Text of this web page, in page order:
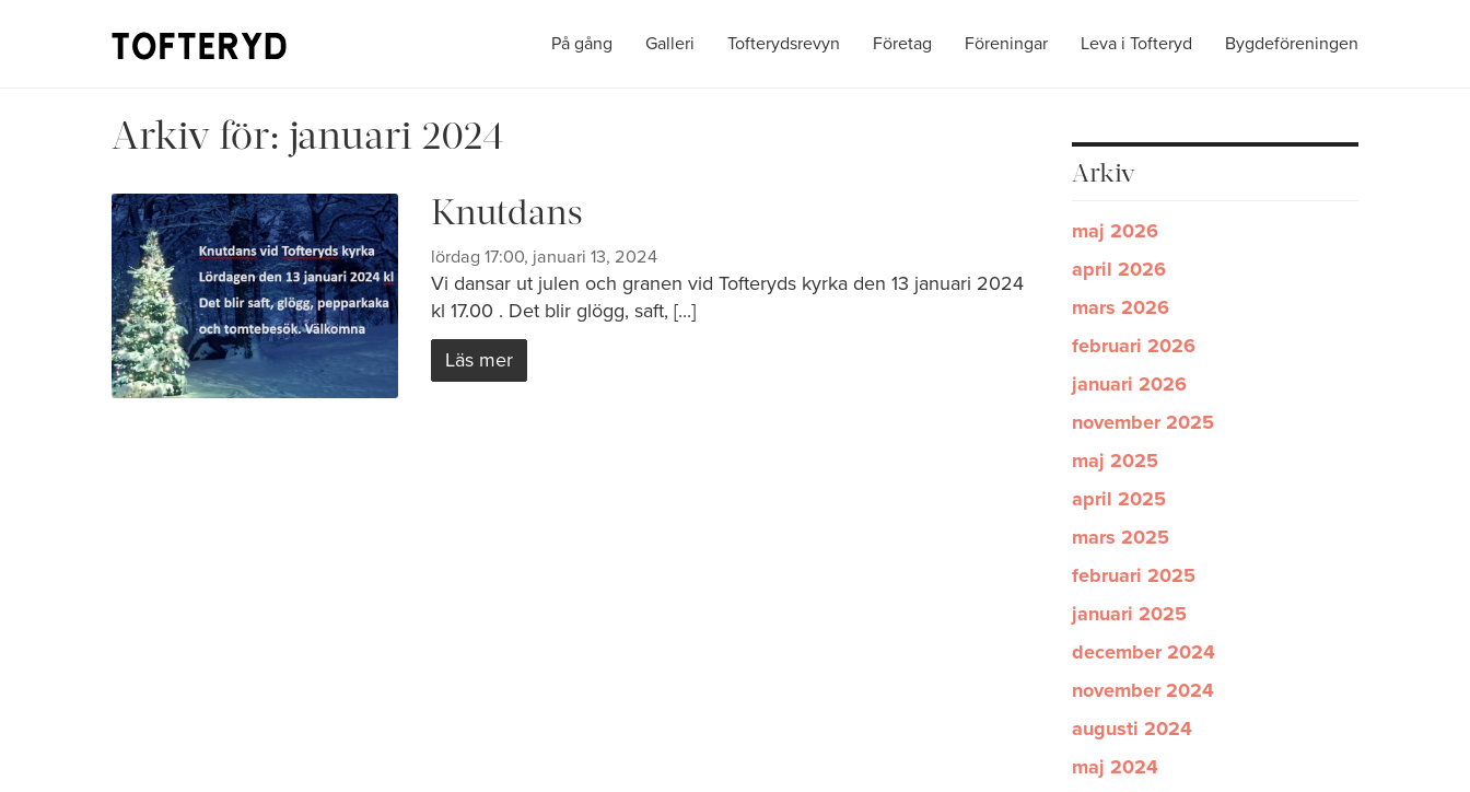
På gång Galleri Tofterydsrevyn Företag Föreningar Leva i Tofteryd Bygdeföreningen
Arkiv för: januari 2024
Knutdans
lördag 17:00, januari 13, 2024
Vi dansar ut julen och granen vid Tofteryds kyrka den 13 januari 2024
kl 17.00 . Det blir glögg, saft, [...]
Läs mer
Arkiv
maj 2026
april 2026
mars 2026
februari 2026
januari 2026
november 2025
maj 2025
april 2025
mars 2025
februari 2025
januari 2025
december 2024
november 2024
augusti 2024
maj 2024